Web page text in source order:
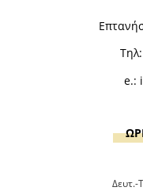
Τηλ:
e.:
Δευτ.-